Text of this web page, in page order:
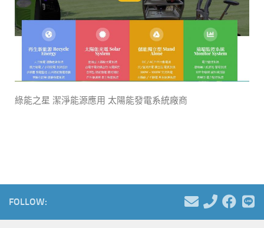
綠能之星 潔淨能源應用 太陽能發電系統廠商
FOLLOW: